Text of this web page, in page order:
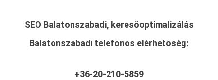
SEO Balatonszabadi, keresőoptimalizálás
Balatonszabadi telefonos elérhetőség:
+36-20-210-5859